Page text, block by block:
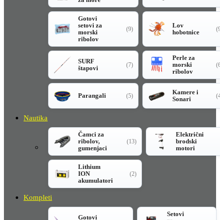
Gotovi
setovi za
morski
ribolov
(9)
Lov
hobotnice
SURF
štapovi
(7)
Perle za
morski
ribolov
Parangali (5)
Kamere i
Sonari
Nautika
Čamci za
ribolov,
gumenjaci
(13)
Električni
brodski
motori
Lithium
ION
akumulatori
(2)
Kompleti
Gotovi
Setovi